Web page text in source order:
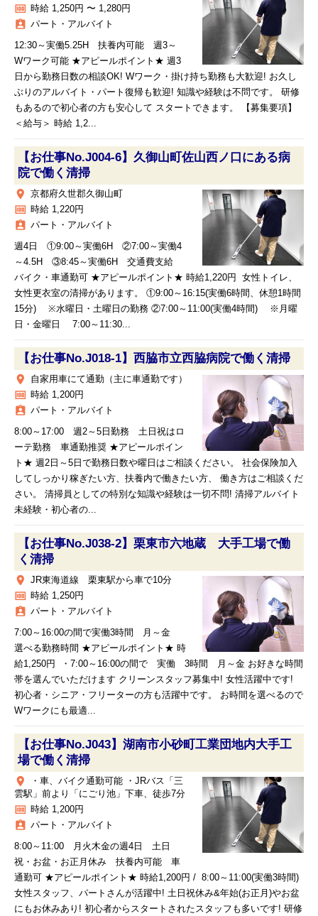
money 時給 1,250円 〜 1,280円
assignment_ind パート・アルバイト
12:30～実働5.25H 扶養内可能 週3～
Wワーク可能 ★アピールポイント★ 週3
日から勤務日数の相談OK! Wワーク・掛け持ち勤務も大歓迎! お久し
ぶりのアルバイト・パート復帰も歓迎! 知識や経験は不問です。 研修
もあるので初心者の方も安心して スタートできます。 【募集要項】
＜給与＞ 時給 1,2...
【お仕事No.J004-6】久御山町佐山西ノ口にある病
院で働く清掃
place 京都府久世郡久御山町
money 時給 1,220円
assignment_ind パート・アルバイト
週4日 ①9:00～実働6H ②7:00～実働4
～4.5H ③8:45～実働6H 交通費支給
バイク・車通勤可 ★アピールポイント★ 時給1,220円 女性トイレ、
女性更衣室の清掃があります。 ①9:00～16:15(実働6時間、休憩1時間
15分) ※水曜日・土曜日の勤務 ②7:00～11:00(実働4時間) ※月曜
日・金曜日 7:00～11:30...
【お仕事No.J018-1】西脇市立西脇病院で働く清掃
place 自家用車にて通勤（主に車通勤です）
money 時給 1,200円
assignment_ind パート・アルバイト
8:00～17:00 週2～5日勤務 土日祝はロ
ーテ勤務 車通勤推奨 ★アピールポイン
ト★ 週2日～5日で勤務日数や曜日はご相談ください。 社会保険加入
してしっかり稼ぎたい方、扶養内で働きたい方、 働き方はご相談くだ
さい。 清掃員としての特別な知識や経験は一切不問! 清掃アルバイト
未経験・初心者の...
【お仕事No.J038-2】栗東市六地蔵 大手工場で働
く清掃
place JR東海道線 栗東駅から車で10分
money 時給 1,250円
assignment_ind パート・アルバイト
7:00～16:00の間で実働3時間 月～金
選べる勤務時間 ★アピールポイント★ 時
給1,250円 ・7:00～16:00の間で 実働 3時間 月～金 お好きな時間
帯を選んでいただけます クリーンスタッフ募集中! 女性活躍中です!
初心者・シニア・フリーターの方も活躍中です。 お時間を選べるので
Wワークにも最適...
【お仕事No.J043】湖南市小砂町工業団地内大手工
場で働く清掃
place
・車、バイク通勤可能 ・JRバス「三
雲駅」前より「にごり池」下車、徒歩7分
money 時給 1,200円
assignment_ind パート・アルバイト
8:00～11:00 月火木金の週4日 土日
祝・お盆・お正月休み 扶養内可能 車
通勤可 ★アピールポイント★ 時給1,200円 / 8:00～11:00(実働3時間)
女性スタッフ、パートさんが活躍中! 土日祝休み&年始(お正月)やお盆
にもお休みあり! 初心者からスタートされたスタッフも多いです! 研修